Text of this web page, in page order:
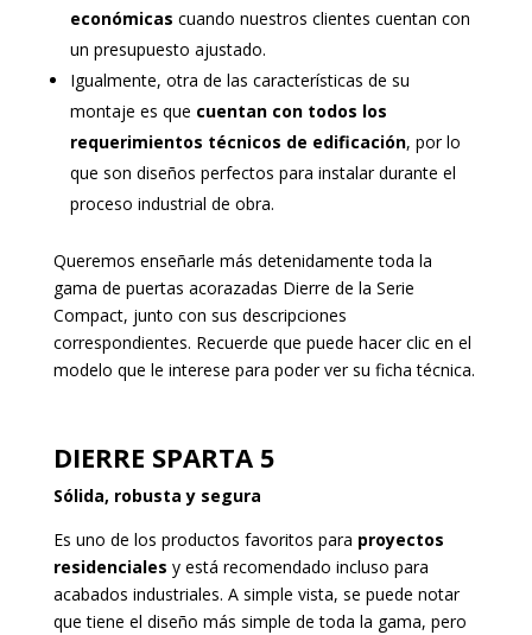
económicas cuando nuestros clientes cuentan con
un presupuesto ajustado.
Igualmente, otra de las características de su
montaje es que cuentan con todos los
requerimientos técnicos de edificación, por lo
que son diseños perfectos para instalar durante el
proceso industrial de obra.
Queremos enseñarle más detenidamente toda la
gama de puertas acorazadas Dierre de la Serie
Compact, junto con sus descripciones
correspondientes. Recuerde que puede hacer clic en el
modelo que le interese para poder ver su ficha técnica.
DIERRE SPARTA 5
Sólida, robusta y segura
Es uno de los productos favoritos para proyectos
residenciales y está recomendado incluso para
acabados industriales. A simple vista, se puede notar
que tiene el diseño más simple de toda la gama, pero